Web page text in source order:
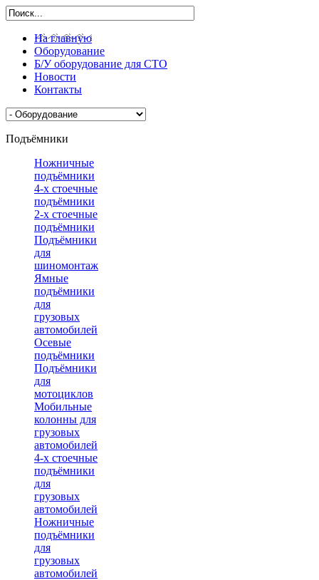
На главную
Оборудование
Б/У оборудование для СТО
Новости
Контакты
Подъёмники
Ножничные
подъёмники
4-х стоечные
подъёмники
2-х стоечные
подъёмники
Подъёмники
для
шиномонтажа
Ямные
подъёмники
для
грузовых
автомобилей
Осевые
подъёмники
Подъёмники
для
мотоциклов
Мобильные
колонны для
грузовых
автомобилей
4-х стоечные
подъёмники
для
грузовых
автомобилей
Ножничные
подъёмники
для
грузовых
автомобилей